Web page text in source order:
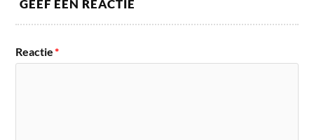
GEEF EEN REACTIE
Reactie*